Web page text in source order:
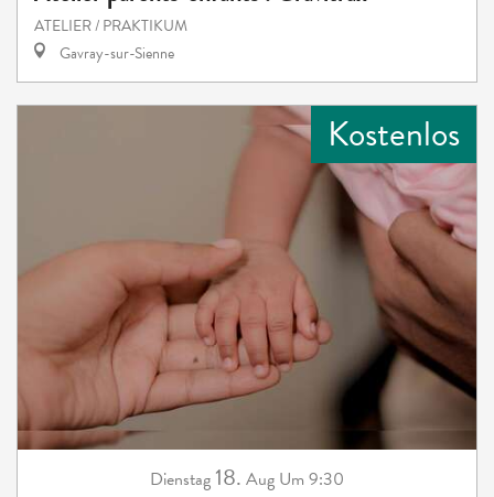
ATELIER / PRAKTIKUM
Gavray-sur-Sienne
Kostenlos
Dienstag 18. Aug Um 9:30